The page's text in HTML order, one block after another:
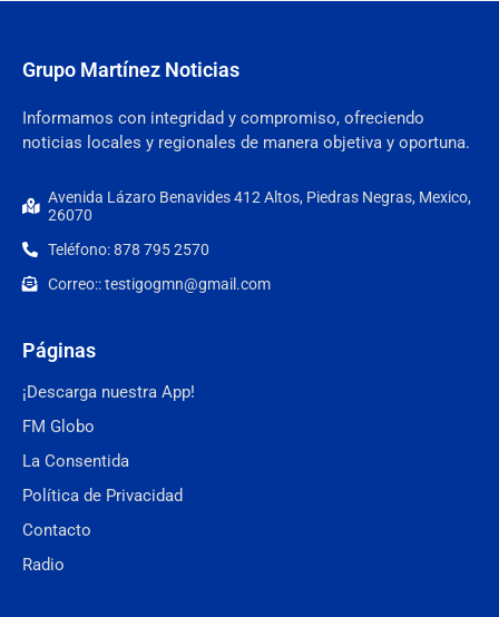
Grupo Martínez Noticias
Informamos con integridad y compromiso, ofreciendo
noticias locales y regionales de manera objetiva y oportuna.
Avenida Lázaro Benavides 412 Altos, Piedras Negras, Mexico,
26070
Teléfono: 878 795 2570
Correo:: testigogmn@gmail.com
Páginas
¡Descarga nuestra App!
FM Globo
La Consentida
Política de Privacidad
Contacto
Radio